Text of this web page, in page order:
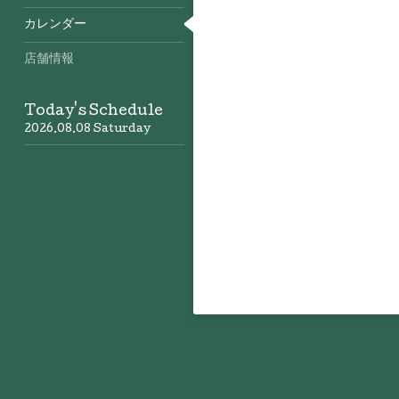
カレンダー
店舗情報
Today's Schedule
2026.08.08 Saturday